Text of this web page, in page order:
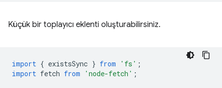
Küçük bir toplayıcı eklenti oluşturabilirsiniz.
import { existsSync } from 'fs' ;
import fetch from 'node-fetch' ;